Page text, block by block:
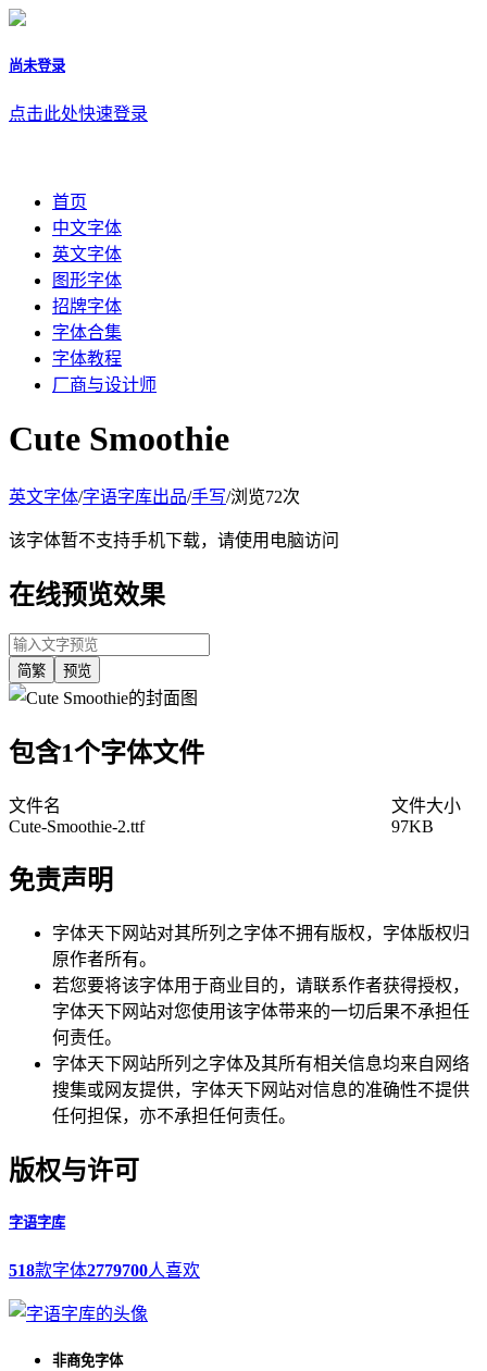
尚未登录
点击此处快速登录
首页
中文字体
英文字体
图形字体
招牌字体
字体合集
字体教程
厂商与设计师
Cute Smoothie
英文字体/字语字库出品/手写/浏览72次
该字体暂不支持手机下载，请使用电脑访问
在线预览效果
简繁 预览
包含1个字体文件
文件名
文件大小
Cute-Smoothie-2.ttf
97KB
免责声明
字体天下网站对其所列之字体不拥有版权，字体版权归
原作者所有。
若您要将该字体用于商业目的，请联系作者获得授权，
字体天下网站对您使用该字体带来的一切后果不承担任
何责任。
字体天下网站所列之字体及其所有相关信息均来自网络
搜集或网友提供，字体天下网站对信息的准确性不提供
任何担保，亦不承担任何责任。
版权与许可
字语字库
518款字体2779700人喜欢
非商免字体